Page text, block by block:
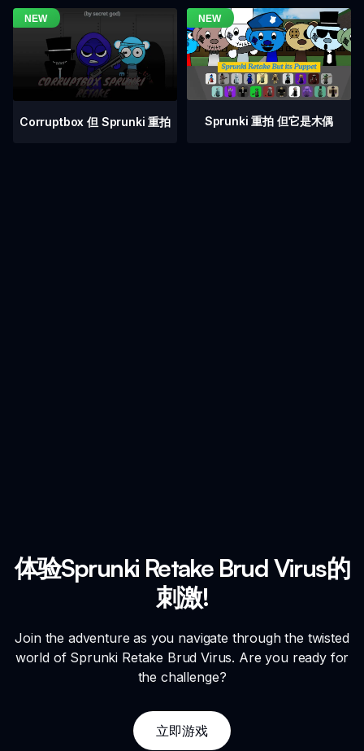
Corruptbox 但 Sprunki 重拍 Sprunki 重拍 但它是木偶
体验Sprunki Retake Brud Virus的
刺激!
Join the adventure as you navigate through the twisted
world of Sprunki Retake Brud Virus. Are you ready for
the challenge?
立即游戏